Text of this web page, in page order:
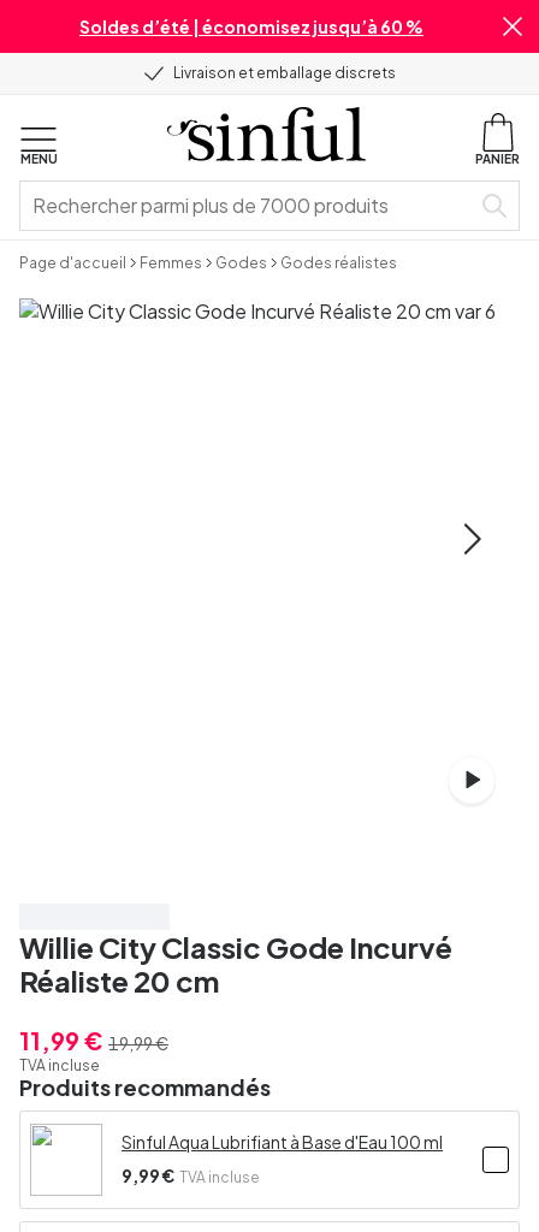
Soldes d’été | économisez jusqu’à 60 %
Livraison et emballage discrets
MENU PANIER
Page d'accueil Femmes Godes Godes réalistes
Willie City Classic Gode Incurvé
Réaliste 20 cm
11,99 € 19,99 €
TVA incluse
Produits recommandés
Sinful Aqua Lubrifiant à Base d'Eau 100 ml
9,99 € TVA incluse